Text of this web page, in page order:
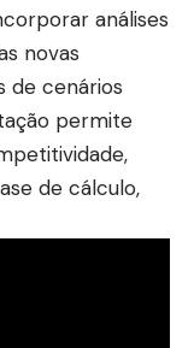
análises
novas
de cenários
permite
de cálculo,